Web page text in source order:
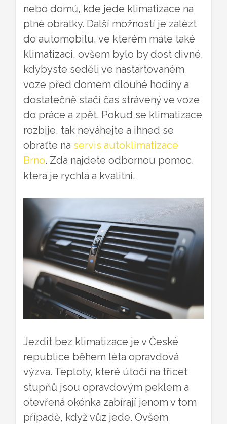
nebo domů, kde jede klimatizace na
plné obrátky. Další možností je zalézt
do automobilu, ve kterém máte také
klimatizaci, ovšem bylo by dost divné,
kdybyste seděli ve nastartovaném
voze před domem dlouhé hodiny a
dostatečně stačí čas strávený ve voze
do práce a zpět. Pokud se klimatizace
rozbije, tak neváhejte a ihned se
obraťte na servis autoklimatizace
Brno. Zda najdete odbornou pomoc,
která je rychlá a kvalitní.
Jezdit bez klimatizace je v České
republice během léta opravdová
výzva. Teploty, které útočí na třicet
stupňů jsou opravdovým peklem a
otevřená okénka zabírají jenom v tom
případě, když vůz jede. Ovšem